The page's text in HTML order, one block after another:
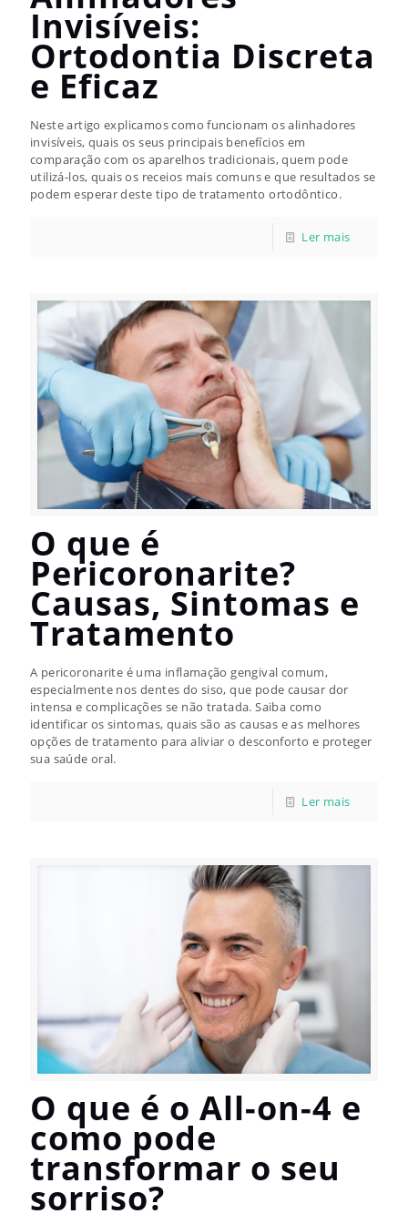
Invisíveis:
Ortodontia Discreta
e Eficaz
Neste artigo explicamos como funcionam os alinhadores
invisíveis, quais os seus principais benefícios em
comparação com os aparelhos tradicionais, quem pode
utilizá-los, quais os receios mais comuns e que resultados se
podem esperar deste tipo de tratamento ortodôntico.
O que é
Pericoronarite?
Causas, Sintomas e
Tratamento
A pericoronarite é uma inflamação gengival comum,
especialmente nos dentes do siso, que pode causar dor
intensa e complicações se não tratada. Saiba como
identificar os sintomas, quais são as causas e as melhores
opções de tratamento para aliviar o desconforto e proteger
sua saúde oral.
O que é o All-on-4 e
como pode
transformar o seu
sorriso?